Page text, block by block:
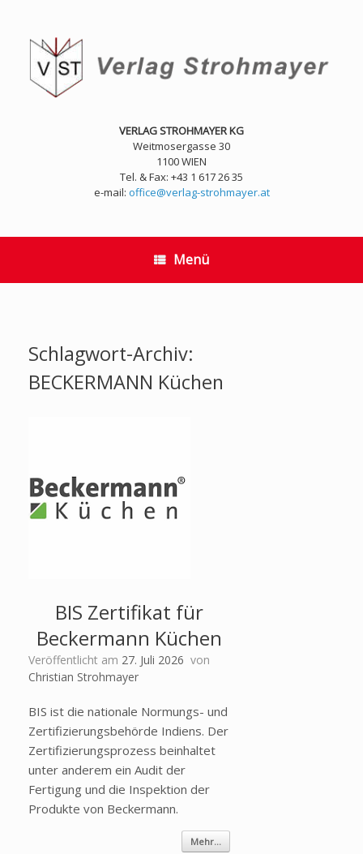
springen
VERLAG STROHMAYER KG
Weitmosergasse 30
1100 WIEN
Tel. & Fax: +43 1 617 26 35
e-mail: office@verlag-strohmayer.at
Menü
Schlagwort-Archiv:
BECKERMANN Küchen
BIS Zertifikat für
Beckermann Küchen
Veröffentlicht am 27. Juli 2026 von
Christian Strohmayer
BIS ist die nationale Normungs- und
Zertifizierungsbehörde Indiens. Der
Zertifizierungsprozess beinhaltet
unter anderem ein Audit der
Fertigung und die Inspektion der
Produkte von Beckermann.
Mehr...